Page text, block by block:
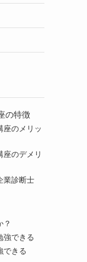
の特徴
座のメリッ
座のデメリ
業診断士
？
強できる
できる